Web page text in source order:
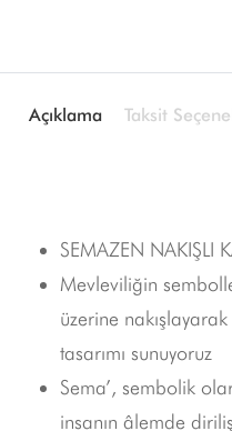
Açıklama Taksit
SEMAZEN NAKIŞLI
Mevleviliğin
üzerine nakışlayarak
tasarımı sunuyoruz
Sema’, sembolik
insanın âlemde